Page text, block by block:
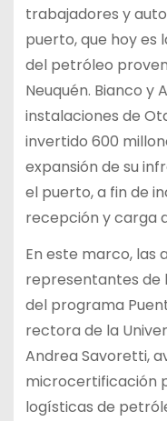
trabajadores y
puerto, que hoy es
del petróleo
Neuquén. Bianco y
instalaciones de
invertido 600
expansión de su
el puerto, a fin de
recepción y carga
En este marco, las
representantes de
del programa
rectora de la
Andrea Savoretti,
microcertificación
logísticas de